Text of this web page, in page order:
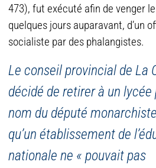
473), fut exécuté afin de venger
quelques jours auparavant, d’un
socialiste par des phalangistes.
Le conseil provincial de La
décidé de retirer à un lycée
nom du député
qu’un établissement de
nationale ne « pouvait pas